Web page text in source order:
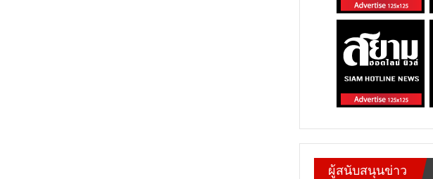
ผู้สนับสนุนข่าว